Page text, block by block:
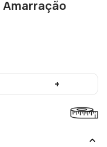
Amarração
+